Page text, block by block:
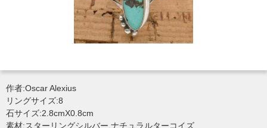
作者:Oscar Alexius
リングサイズ:8
石サイズ:2.8cmX0.8cm
素材:スターリングシルバー,ナチュラルターコイズ